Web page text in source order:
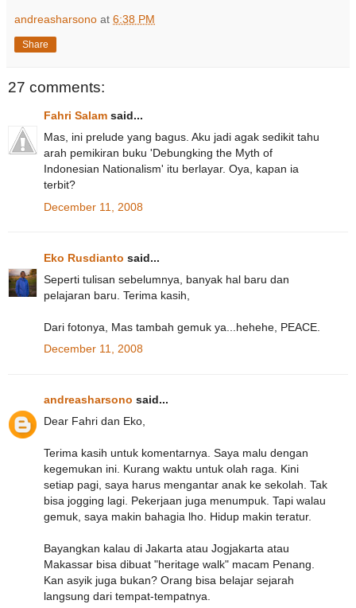
andreasharsono at 6:38 PM
Share
27 comments:
Fahri Salam said...
Mas, ini prelude yang bagus. Aku jadi agak sedikit tahu
arah pemikiran buku 'Debungking the Myth of
Indonesian Nationalism' itu berlayar. Oya, kapan ia
terbit?
December 11, 2008
Eko Rusdianto said...
Seperti tulisan sebelumnya, banyak hal baru dan
pelajaran baru. Terima kasih,
Dari fotonya, Mas tambah gemuk ya...hehehe, PEACE.
December 11, 2008
andreasharsono said...
Dear Fahri dan Eko,
Terima kasih untuk komentarnya. Saya malu dengan
kegemukan ini. Kurang waktu untuk olah raga. Kini
setiap pagi, saya harus mengantar anak ke sekolah. Tak
bisa jogging lagi. Pekerjaan juga menumpuk. Tapi walau
gemuk, saya makin bahagia lho. Hidup makin teratur.
Bayangkan kalau di Jakarta atau Jogjakarta atau
Makassar bisa dibuat "heritage walk" macam Penang.
Kan asyik juga bukan? Orang bisa belajar sejarah
langsung dari tempat-tempatnya.